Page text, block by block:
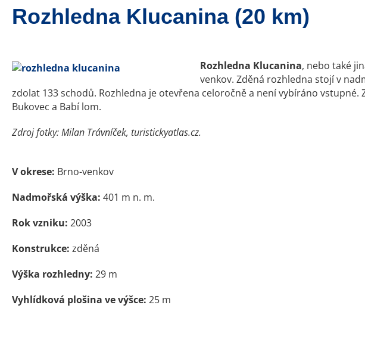
Rozhledna Klucanina (20 km)
Rozhledna Klucanina, nebo také
venkov. Zděná rozhledna stojí v
zdolat 133 schodů. Rozhledna je otevřena celoročně a není vybíráno
Bukovec a Babí lom.
Zdroj fotky: Milan Trávníček, turistickyatlas.cz.
V okrese: Brno-venkov
Nadmořská výška: 401 m n. m.
Rok vzniku: 2003
Konstrukce: zděná
Výška rozhledny: 29 m
Vyhlídková plošina ve výšce: 25 m